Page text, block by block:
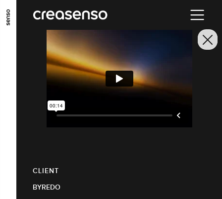
ALLER AU CONTENU PRINCIPAL
ALLER AU MENU PRINCIPAL
ALLER EN BAS DE PAGE
CLIENT
BYREDO